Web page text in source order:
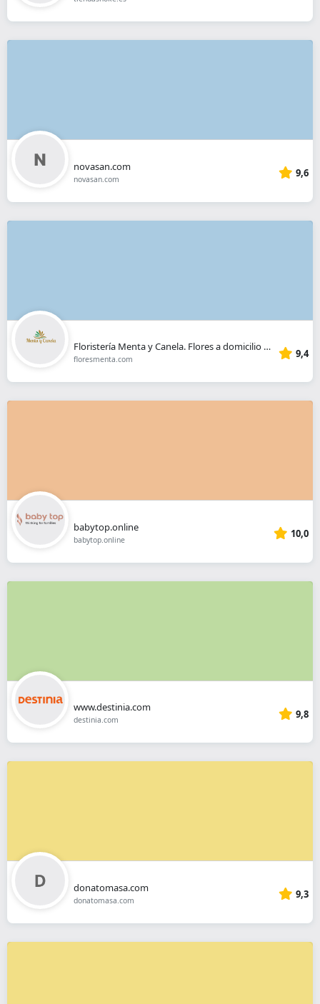
novasan.com
novasan.com 9,6
Floristería Menta y Canela. Flores a domicilio Madrid
floresmenta.com 9,4
babytop.online
babytop.online 10,0
www.destinia.com
destinia.com 9,8
donatomasa.com
donatomasa.com 9,3